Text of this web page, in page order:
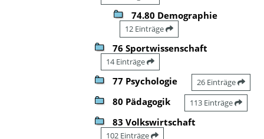
74.80 Demographie
12 Einträge
76 Sportwissenschaft
14 Einträge
77 Psychologie 26 Einträge
80 Pädagogik 113 Einträge
83 Volkswirtschaft
102 Einträge